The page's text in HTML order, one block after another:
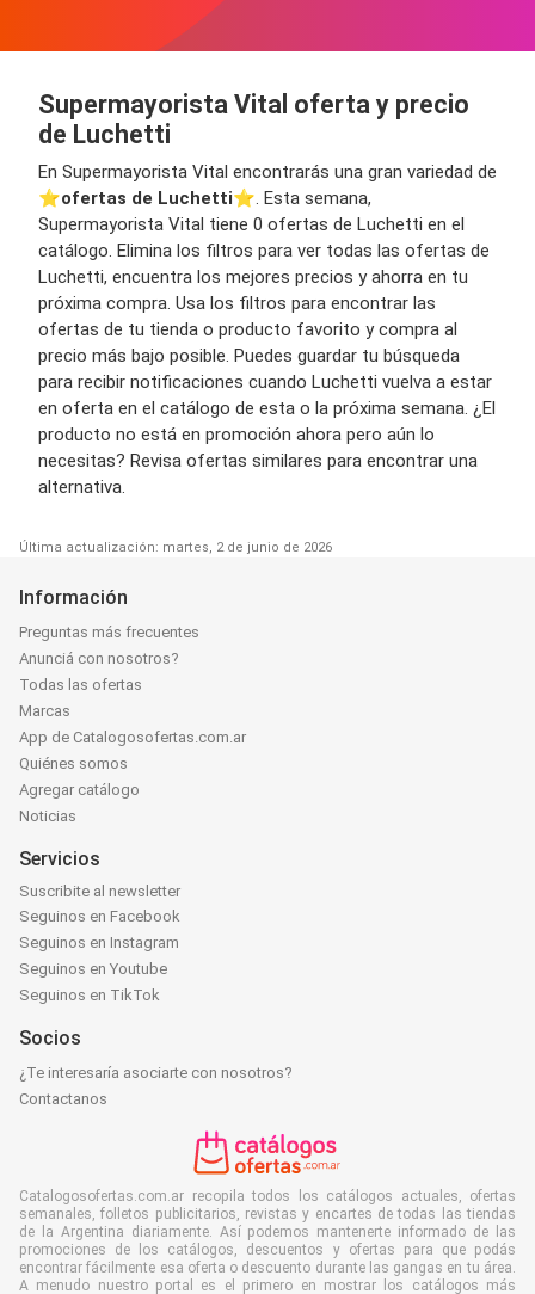
Supermayorista Vital oferta y precio
de Luchetti
En Supermayorista Vital encontrarás una gran variedad de
⭐️ofertas de Luchetti⭐️. Esta semana,
Supermayorista Vital tiene 0 ofertas de Luchetti en el
catálogo. Elimina los filtros para ver todas las ofertas de
Luchetti, encuentra los mejores precios y ahorra en tu
próxima compra. Usa los filtros para encontrar las
ofertas de tu tienda o producto favorito y compra al
precio más bajo posible. Puedes guardar tu búsqueda
para recibir notificaciones cuando Luchetti vuelva a estar
en oferta en el catálogo de esta o la próxima semana. ¿El
producto no está en promoción ahora pero aún lo
necesitas? Revisa ofertas similares para encontrar una
alternativa.
Última actualización: martes, 2 de junio de 2026
Información
Preguntas más frecuentes
Anunciá con nosotros?
Todas las ofertas
Marcas
App de Catalogosofertas.com.ar
Quiénes somos
Agregar catálogo
Noticias
Servicios
Suscribite al newsletter
Seguinos en Facebook
Seguinos en Instagram
Seguinos en Youtube
Seguinos en TikTok
Socios
¿Te interesaría asociarte con nosotros?
Contactanos
Catalogosofertas.com.ar recopila todos los catálogos actuales, ofertas
semanales, folletos publicitarios, revistas y encartes de todas las tiendas
de la Argentina diariamente. Así podemos mantenerte informado de las
promociones de los catálogos, descuentos y ofertas para que podás
encontrar fácilmente esa oferta o descuento durante las gangas en tu área.
A menudo nuestro portal es el primero en mostrar los catálogos más